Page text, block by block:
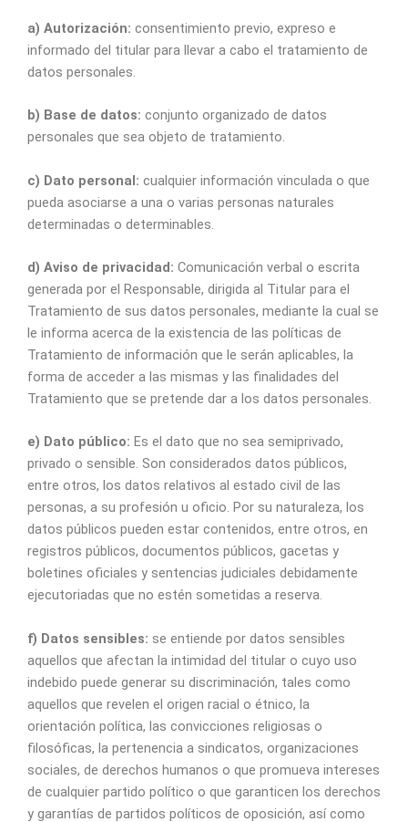
a) Autorización: consentimiento previo, expreso e
informado del titular para llevar a cabo el tratamiento de
datos personales.
b) Base de datos: conjunto organizado de datos
personales que sea objeto de tratamiento.
c) Dato personal: cualquier información vinculada o que
pueda asociarse a una o varias personas naturales
determinadas o determinables.
d) Aviso de privacidad: Comunicación verbal o escrita
generada por el Responsable, dirigida al Titular para el
Tratamiento de sus datos personales, mediante la cual se
le informa acerca de la existencia de las políticas de
Tratamiento de información que le serán aplicables, la
forma de acceder a las mismas y las finalidades del
Tratamiento que se pretende dar a los datos personales.
e) Dato público: Es el dato que no sea semiprivado,
privado o sensible. Son considerados datos públicos,
entre otros, los datos relativos al estado civil de las
personas, a su profesión u oficio. Por su naturaleza, los
datos públicos pueden estar contenidos, entre otros, en
registros públicos, documentos públicos, gacetas y
boletines oficiales y sentencias judiciales debidamente
ejecutoriadas que no estén sometidas a reserva.
f) Datos sensibles: se entiende por datos sensibles
aquellos que afectan la intimidad del titular o cuyo uso
indebido puede generar su discriminación, tales como
aquellos que revelen el origen racial o étnico, la
orientación política, las convicciones religiosas o
filosóficas, la pertenencia a sindicatos, organizaciones
sociales, de derechos humanos o que promueva intereses
de cualquier partido político o que garanticen los derechos
y garantías de partidos políticos de oposición, así como